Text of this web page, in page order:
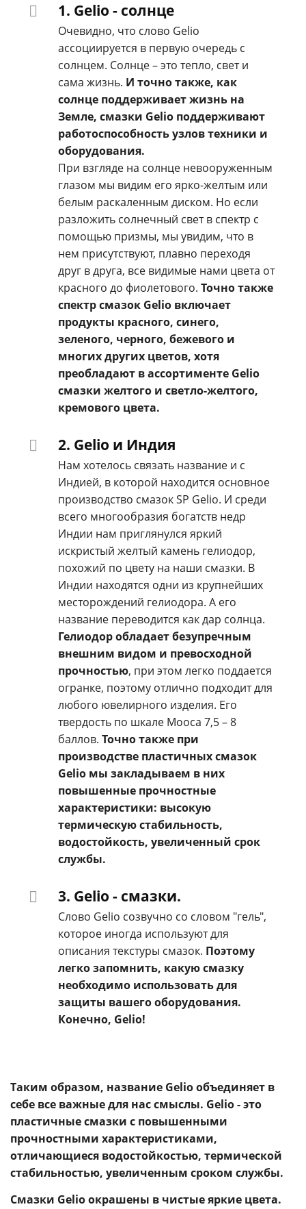
1. Gelio - солнце
Очевидно, что слово Gelio
ассоциируется в первую очередь с
солнцем. Солнце – это тепло, свет и
сама жизнь. И точно также, как
солнце поддерживает жизнь на
Земле, смазки Gelio поддерживают
работоспособность узлов техники и
оборудования.
При взгляде на солнце невооруженным
глазом мы видим его ярко-желтым или
белым раскаленным диском. Но если
разложить солнечный свет в спектр с
помощью призмы, мы увидим, что в
нем присутствуют, плавно переходя
друг в друга, все видимые нами цвета от
красного до фиолетового. Точно также
спектр смазок Gelio включает
продукты красного, синего,
зеленого, черного, бежевого и
многих других цветов, хотя
преобладают в ассортименте Gelio
смазки желтого и светло-желтого,
кремового цвета.
2. Gelio и Индия
Нам хотелось связать название и с
Индией, в которой находится основное
производство смазок SP Gelio. И среди
всего многообразия богатств недр
Индии нам приглянулся яркий
искристый желтый камень гелиодор,
похожий по цвету на наши смазки. В
Индии находятся одни из крупнейших
месторождений гелиодора. А его
название переводится как дар солнца.
Гелиодор обладает безупречным
внешним видом и превосходной
прочностью, при этом легко поддается
огранке, поэтому отлично подходит для
любого ювелирного изделия. Его
твердость по шкале Мооса 7,5 – 8
баллов. Точно также при
производстве пластичных смазок
Gelio мы закладываем в них
повышенные прочностные
характеристики: высокую
термическую стабильность,
водостойкость, увеличенный срок
службы.
3. Gelio - смазки.
Слово Gelio созвучно со словом "гель",
которое иногда используют для
описания текстуры смазок. Поэтому
легко запомнить, какую смазку
необходимо использовать для
защиты вашего оборудования.
Конечно, Gelio!
Таким образом, название Gelio объединяет в
себе все важные для нас смыслы. Gelio - это
пластичные смазки с повышенными
прочностными характеристиками,
отличающиеся водостойкостью, термической
стабильностью, увеличенным сроком службы.
Смазки Gelio окрашены в чистые яркие цвета.